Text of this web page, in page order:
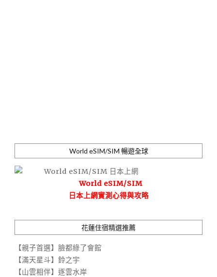
World eSIM/SIM 暢遊全球
World eSIM/SIM
日本上網實測心得與攻略
花蓮住宿精選推薦
【親子首選】臉都綠了會館
【滿天星斗】鈴之宇
【山雲相伴】逐雲水岸